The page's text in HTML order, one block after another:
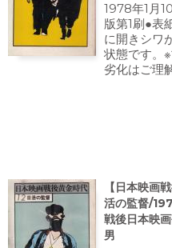
1978年1月
版第1刷●表
に開きシワ
状態です。
劣化はご理
【日本映画
活の監督/
戦後日本映
男